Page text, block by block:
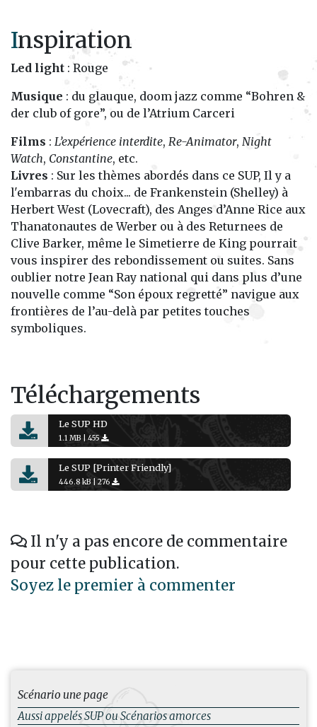
Inspiration
Led light : Rouge
Musique : du glauque, doom jazz comme “Bohren &
der club of gore”, ou de l’Atrium Carceri
Films : L’expérience interdite, Re-Animator, Night
Watch, Constantine, etc.
Livres : Sur les thèmes abordés dans ce SUP, Il y a
l'embarras du choix... de Frankenstein (Shelley) à
Herbert West (Lovecraft), des Anges d’Anne Rice aux
Thanatonautes de Werber ou à des Returnees de
Clive Barker, même le Simetierre de King pourrait
vous inspirer des rebondissement ou suites. Sans
oublier notre Jean Ray national qui dans plus d’une
nouvelle comme “Son époux regretté” navigue aux
frontières de l’au-delà par petites touches
symboliques.
Téléchargements
Le SUP HD
1.1 MB |455
Le SUP [Printer Friendly]
446.8 kB |276
Il n'y a pas encore de commentaire
pour cette publication.
Soyez le premier à commenter
Scénario une page
Aussi appelés SUP ou Scénarios amorces